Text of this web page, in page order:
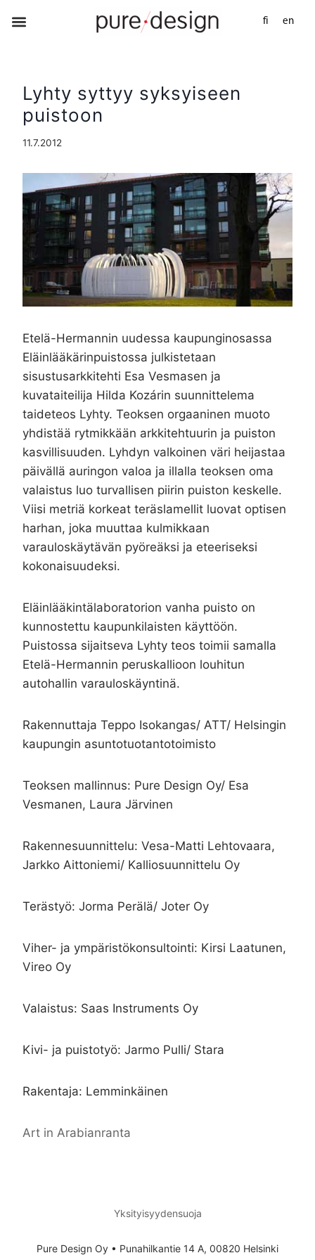
fi en
Lyhty syttyy syksyiseen
puistoon
11.7.2012
Etelä-Hermannin uudessa kaupunginosassa
Eläinlääkärinpuistossa julkistetaan
sisustusarkkitehti Esa Vesmasen ja
kuvataiteilija Hilda Kozárin suunnittelema
taideteos Lyhty. Teoksen orgaaninen muoto
yhdistää rytmikkään arkkitehtuurin ja puiston
kasvillisuuden. Lyhdyn valkoinen väri heijastaa
päivällä auringon valoa ja illalla teoksen oma
valaistus luo turvallisen piirin puiston keskelle.
Viisi metriä korkeat teräslamellit luovat optisen
harhan, joka muuttaa kulmikkaan
varauloskäytävän pyöreäksi ja eteeriseksi
kokonaisuudeksi.
Eläinlääkintälaboratorion vanha puisto on
kunnostettu kaupunkilaisten käyttöön.
Puistossa sijaitseva Lyhty teos toimii samalla
Etelä-Hermannin peruskallioon louhitun
autohallin varauloskäyntinä.
Rakennuttaja Teppo Isokangas/ ATT/ Helsingin
kaupungin asuntotuotantotoimisto
Teoksen mallinnus: Pure Design Oy/ Esa
Vesmanen, Laura Järvinen
Rakennesuunnittelu: Vesa-Matti Lehtovaara,
Jarkko Aittoniemi/ Kalliosuunnittelu Oy
Terästyö: Jorma Perälä/ Joter Oy
Viher- ja ympäristökonsultointi: Kirsi Laatunen,
Vireo Oy
Valaistus: Saas Instruments Oy
Kivi- ja puistotyö: Jarmo Pulli/ Stara
Rakentaja: Lemminkäinen
Art in Arabianranta
Yksityisyydensuoja
Pure Design Oy • Punahilkantie 14 A, 00820 Helsinki